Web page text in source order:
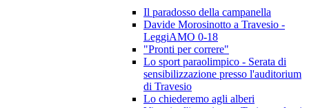
Il paradosso della campanella
Davide Morosinotto a Travesio -
LeggiAMO 0-18
"Pronti per correre"
Lo sport paraolimpico - Serata di
sensibilizzazione presso l'auditorium
di Travesio
Lo chiederemo agli alberi